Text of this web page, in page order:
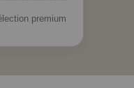
premium